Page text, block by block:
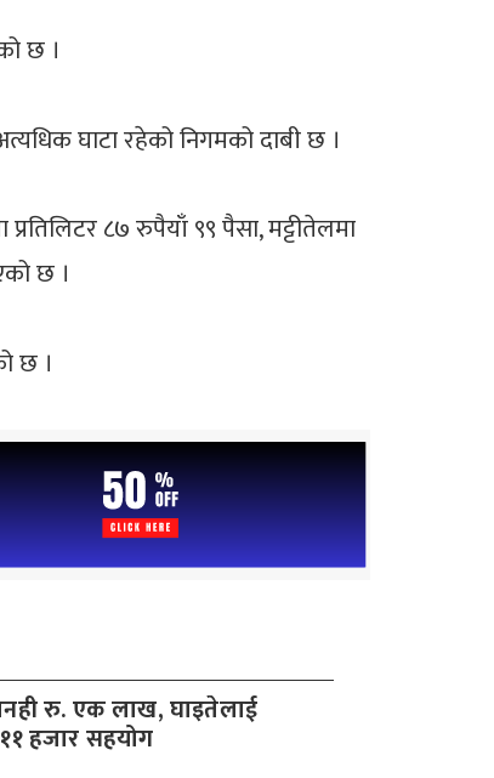
छ ।
घाटा रहेको निगमको दाबी छ ।
८७ रुपैयाँ ९९ पैसा, मट्टीतेलमा
छ ।
छ ।
रु. एक लाख, घाइतेलाई
हजार सहयोग